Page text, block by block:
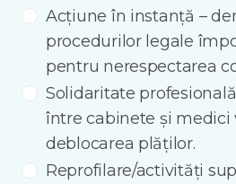
Acțiune în instanță –
procedurilor legale
pentru nerespectarea
Solidaritate
între cabinete și medici
deblocarea plăților.
Reprofilare/activități